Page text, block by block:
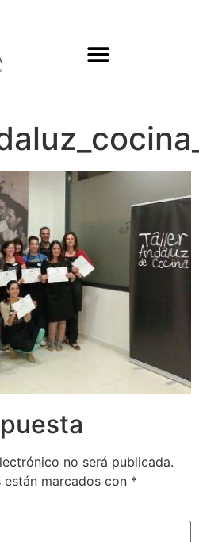
no será publicada.
marcados con *